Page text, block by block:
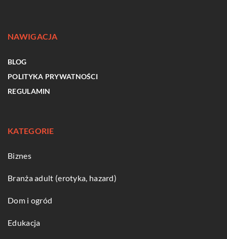
NAWIGACJA
BLOG
POLITYKA PRYWATNOŚCI
REGULAMIN
KATEGORIE
Biznes
Branża adult (erotyka, hazard)
Dom i ogród
Edukacja